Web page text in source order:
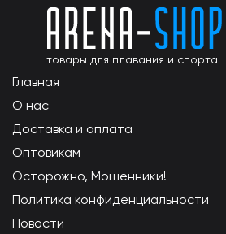
товары для плавания и спорта
Главная
О нас
Доставка и оплата
Оптовикам
Осторожно, Мошенники!
Политика конфиденциальности
Новости